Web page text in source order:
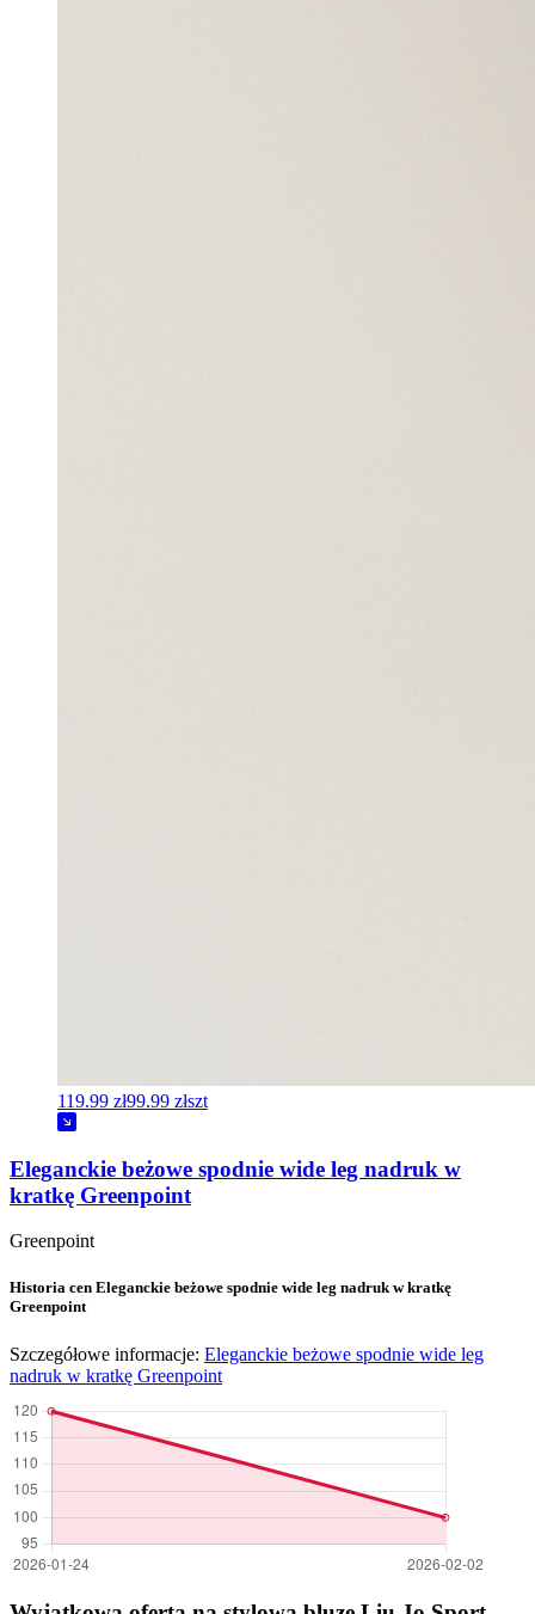
119.99 zł99.99 złszt
Eleganckie beżowe spodnie wide leg nadruk w
kratkę Greenpoint
Greenpoint
Historia cen Eleganckie beżowe spodnie wide leg nadruk w kratkę
Greenpoint
Szczegółowe informacje: Eleganckie beżowe spodnie wide leg
nadruk w kratkę Greenpoint